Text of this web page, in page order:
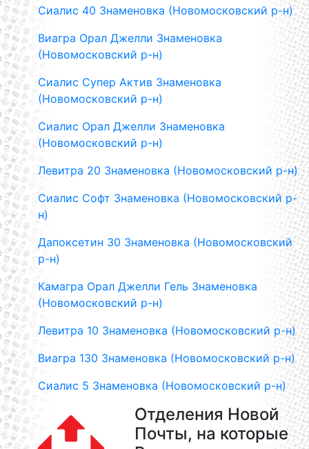
Сиалис 40 Знаменовка (Новомосковский р-н)
Виагра Орал Джелли Знаменовка
(Новомосковский р-н)
Сиалис Супер Актив Знаменовка
(Новомосковский р-н)
Сиалис Орал Джелли Знаменовка
(Новомосковский р-н)
Левитра 20 Знаменовка (Новомосковский р-н)
Сиалис Софт Знаменовка (Новомосковский р-
н)
Дапоксетин 30 Знаменовка (Новомосковский
р-н)
Камагра Орал Джелли Гель Знаменовка
(Новомосковский р-н)
Левитра 10 Знаменовка (Новомосковский р-н)
Виагра 130 Знаменовка (Новомосковский р-н)
Сиалис 5 Знаменовка (Новомосковский р-н)
Отделения Новой
Почты, на которые